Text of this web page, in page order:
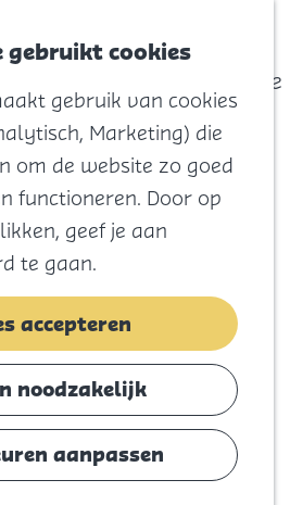
gebruikt cookies
gebruik van cookies
Marketing) die
om de website zo goed
functioneren. Door op
geef je aan
te gaan.
accepteren
noodzakelijk
aanpassen
Watersport
Eilandhistorie
Voor kids
Naar het
strand
Natuur
Cultuur en
Winkelen
Koningsdag
Blijf
Eten